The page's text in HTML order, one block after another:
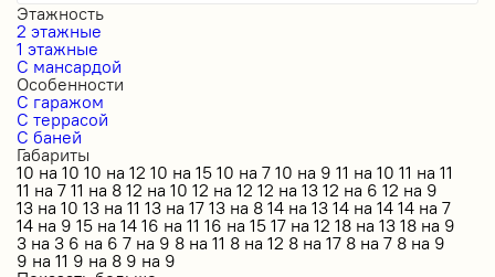
Этажность
2 этажные
1 этажные
С мансардой
Особенности
С гаражом
С террасой
С баней
Габариты
10 на 10 10 на 12 10 на 15 10 на 7 10 на 9 11 на 10 11 на 11
11 на 7 11 на 8 12 на 10 12 на 12 12 на 13 12 на 6 12 на 9
13 на 10 13 на 11 13 на 17 13 на 8 14 на 13 14 на 14 14 на 7
14 на 9 15 на 14 16 на 11 16 на 15 17 на 12 18 на 13 18 на 9
3 на 3 6 на 6 7 на 9 8 на 11 8 на 12 8 на 17 8 на 7 8 на 9
9 на 11 9 на 8 9 на 9